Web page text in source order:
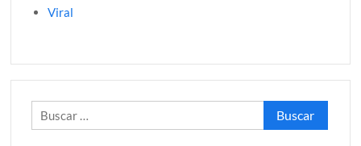
Viral
Buscar: